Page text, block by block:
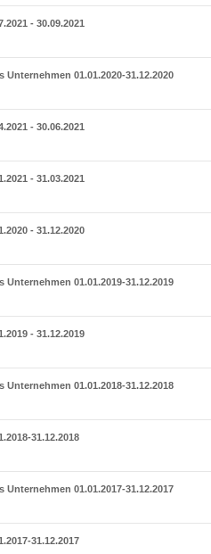
- 30.09.2021
01.01.2020-31.12.2020
- 30.06.2021
- 31.03.2021
- 31.12.2020
01.01.2019-31.12.2019
- 31.12.2019
01.01.2018-31.12.2018
31.12.2018
01.01.2017-31.12.2017
31.12.2017